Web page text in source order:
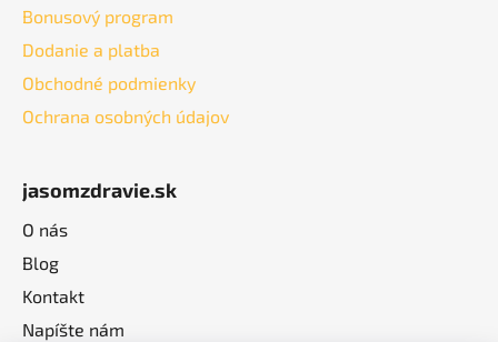
Bonusový program
Dodanie a platba
Obchodné podmienky
Ochrana osobných údajov
jasomzdravie.sk
O nás
Blog
Kontakt
Napíšte nám